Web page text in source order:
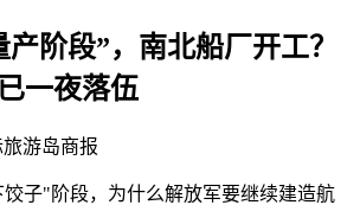
阶段”，南北船厂开工？
一夜落伍
旅游岛商报
子"阶段，为什么解放军要继续建造航